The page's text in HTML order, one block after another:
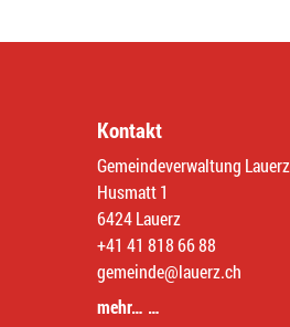
Kontakt
Gemeindeverwaltung Lauerz
Husmatt 1
6424 Lauerz
+41 41 818 66 88
gemeinde@lauerz.ch
mehr… …